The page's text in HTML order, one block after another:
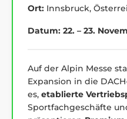
Ort: Innsbruck,
Datum: 22. – 23.
Auf der Alpin Messe
Expansion in die
es, etablierte
Sportfachgeschäfte